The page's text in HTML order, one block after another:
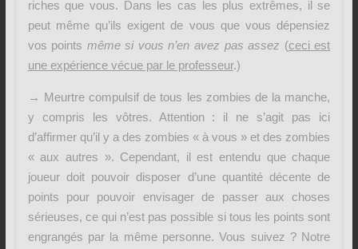
riches que vous. Dans les cas les plus extrêmes, il se
peut même qu’ils exigent de vous que vous dépensiez
vos points même si vous n’en avez pas assez (ceci est
une expérience vécue par le professeur.)
→ Meurtre compulsif de tous les zombies de la manche,
y compris les vôtres. Attention : il ne s’agit pas ici
d’affirmer qu’il y a des zombies « à vous » et des zombies
« aux autres ». Cependant, il est entendu que chaque
joueur doit pouvoir disposer d’une quantité décente de
points pour pouvoir envisager de passer aux choses
sérieuses, ce qui n’est pas possible si tous les points sont
engrangés par la même personne. Vous suivez ? Notre